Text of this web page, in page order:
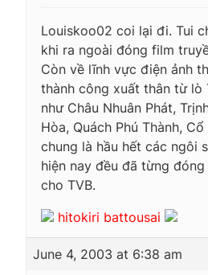
Louiskoo02 coi lại đi. Tui
khi ra ngoài đóng film
Còn về lĩnh vực điện ảnh
thành công xuất thân từ lò
như Châu Nhuân Phát,
Hòa, Quách Phú Thành,
chung là hầu hết các ngôi
hiện nay đều đã từng
cho TVB.
hitokiri battousai
June 4, 2003 at 6:38 am